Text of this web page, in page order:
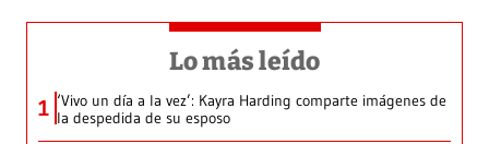
Lo más leído
1 ‘Vivo un día a la vez’: Kayra Harding comparte imágenes de
la despedida de su esposo